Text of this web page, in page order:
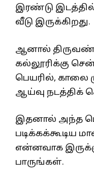
இரண்டு
வீடு இருக்கிறது.
ஆனால்
கல்லூரிக்கு
பெயரில், காலை
ஆய்வு நடத்திக்
இதனால் அந்த
படிக்கக்கூடிய
என்னவாக
பாருங்கள்.